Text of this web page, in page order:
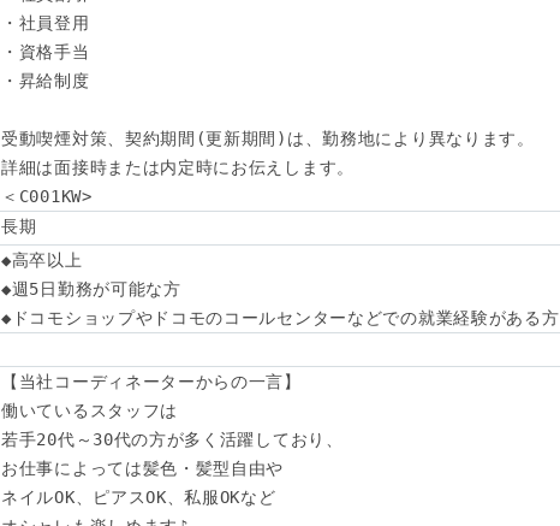
・社員登用
・資格手当
・昇給制度
受動喫煙対策、契約期間(更新期間)は、勤務地により異なります。
詳細は面接時または内定時にお伝えします。
＜C001KW>
長期
◆高卒以上
◆週5日勤務が可能な方
◆ドコモショップやドコモのコールセンターなどでの就業経験がある方
【当社コーディネーターからの一言】
働いているスタッフは
若手20代～30代の方が多く活躍しており、
お仕事によっては髪色・髪型自由や
ネイルOK、ピアスOK、私服OKなど